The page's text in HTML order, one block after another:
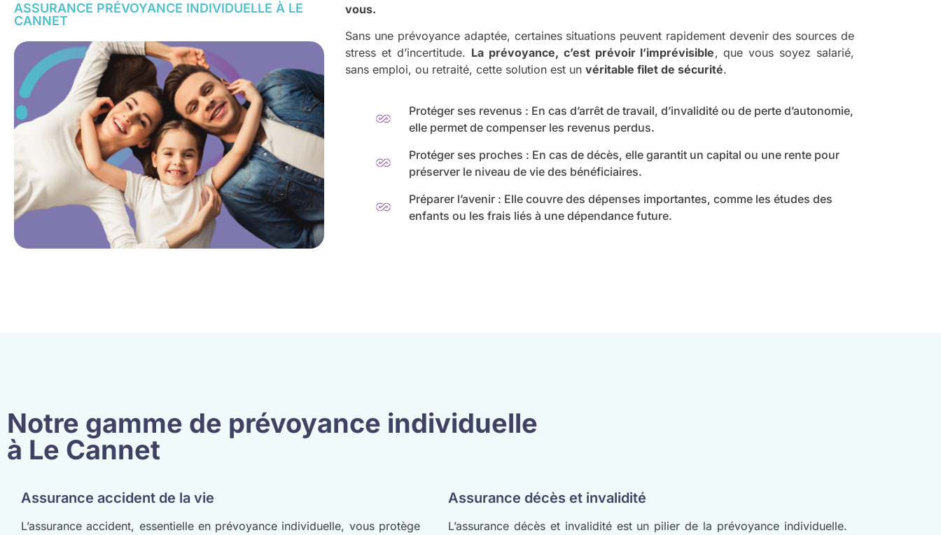
ASSURANCE PRÉVOYANCE INDIVIDUELLE À LE
CANNET
vous.
Sans une prévoyance adaptée, certaines situations peuvent rapidement devenir des sources de
stress et d’incertitude. La prévoyance, c’est prévoir l’imprévisible, que vous soyez salarié,
sans emploi, ou retraité, cette solution est unvéritable filet de sécurité.
Protéger ses revenus : En cas d’arrêt de travail, d’invalidité ou de perte d’autonomie,
elle permet de compenser les revenus perdus.
Protéger ses proches : En cas de décès, elle garantit un capital ou une rente pour
préserver le niveau de vie des bénéficiaires.
Préparer l’avenir : Elle couvre des dépenses importantes, comme les études des
enfants ou les frais liés à une dépendance future.
Notre gamme de prévoyance individuelle
à Le Cannet
Assurance accident de la vie
L’assurance accident, essentielle en prévoyance individuelle, vous protège
Assurance décès et invalidité
L’assurance décès et invalidité est un pilier de la prévoyance individuelle.